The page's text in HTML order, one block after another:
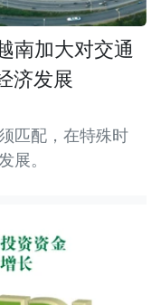
南加大对交通
济发展
匹配，在特殊时
展。